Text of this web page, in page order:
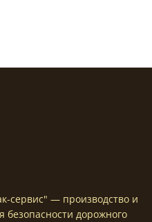
— производство и
безопасности дорожного